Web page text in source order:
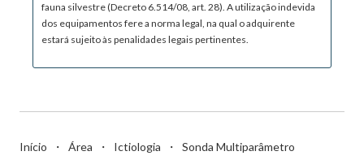
fauna silvestre (Decreto 6.514/08, art. 28). A utilização indevida
dos equipamentos fere a norma legal, na qual o adquirente
estará sujeito às penalidades legais pertinentes.
Início ・ Área ・ Ictiologia ・ Sonda Multiparâmetro